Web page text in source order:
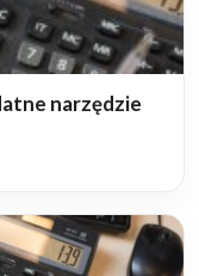
narzędzie